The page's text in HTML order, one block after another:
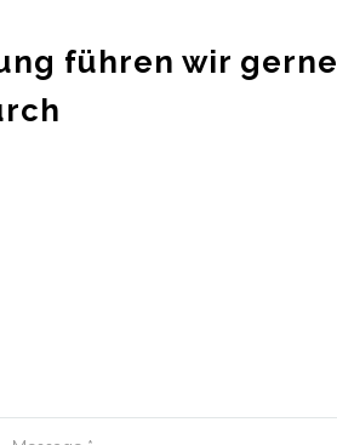
führen wir gerne